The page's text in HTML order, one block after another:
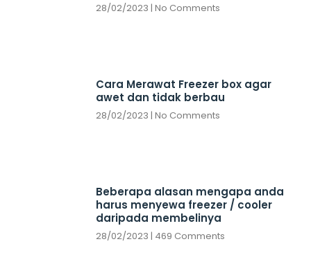
28/02/2023 No Comments
Cara Merawat Freezer box agar
awet dan tidak berbau
28/02/2023 No Comments
Beberapa alasan mengapa anda
harus menyewa freezer / cooler
daripada membelinya
28/02/2023 469 Comments